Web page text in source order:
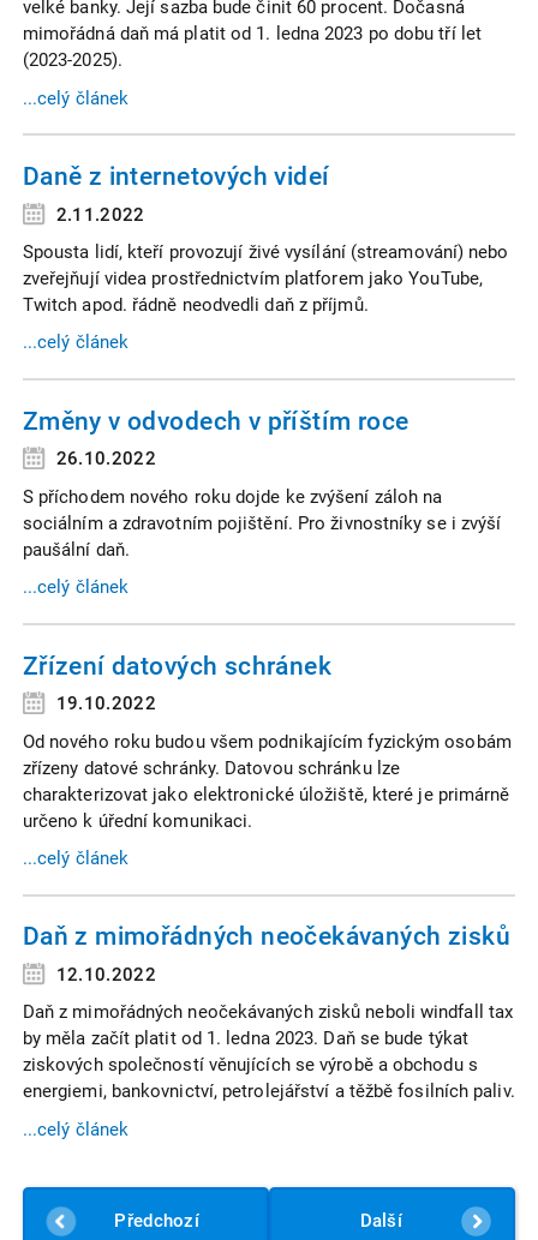
velké banky. Její sazba bude činit 60 procent. Dočasná
mimořádná daň má platit od 1. ledna 2023 po dobu tří let
(2023-2025).
...celý článek
Daně z internetových videí
2.11.2022
Spousta lidí, kteří provozují živé vysílání (streamování) nebo
zveřejňují videa prostřednictvím platforem jako YouTube,
Twitch apod. řádně neodvedli daň z příjmů.
...celý článek
Změny v odvodech v příštím roce
26.10.2022
S příchodem nového roku dojde ke zvýšení záloh na
sociálním a zdravotním pojištění. Pro živnostníky se i zvýší
paušální daň.
...celý článek
Zřízení datových schránek
19.10.2022
Od nového roku budou všem podnikajícím fyzickým osobám
zřízeny datové schránky. Datovou schránku lze
charakterizovat jako elektronické úložiště, které je primárně
určeno k úřední komunikaci.
...celý článek
Daň z mimořádných neočekávaných zisků
12.10.2022
Daň z mimořádných neočekávaných zisků neboli windfall tax
by měla začít platit od 1. ledna 2023. Daň se bude týkat
ziskových společností věnujících se výrobě a obchodu s
energiemi, bankovnictví, petrolejářství a těžbě fosilních paliv.
...celý článek
Předchozí Další